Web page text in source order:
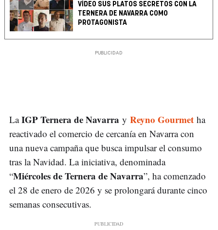
VÍDEO SUS PLATOS SECRETOS CON LA
TERNERA DE NAVARRA COMO
PROTAGONISTA
LaIGP Ternera de Navarra y Reyno Gourmet ha
reactivado el comercio de cercanía en Navarra con
una nueva campaña que busca impulsar el consumo
tras la Navidad. La iniciativa, denominada
“Miércoles de Ternera de Navarra”, ha comenzado
el 28 de enero de 2026 y se prolongará durante cinco
semanas consecutivas.